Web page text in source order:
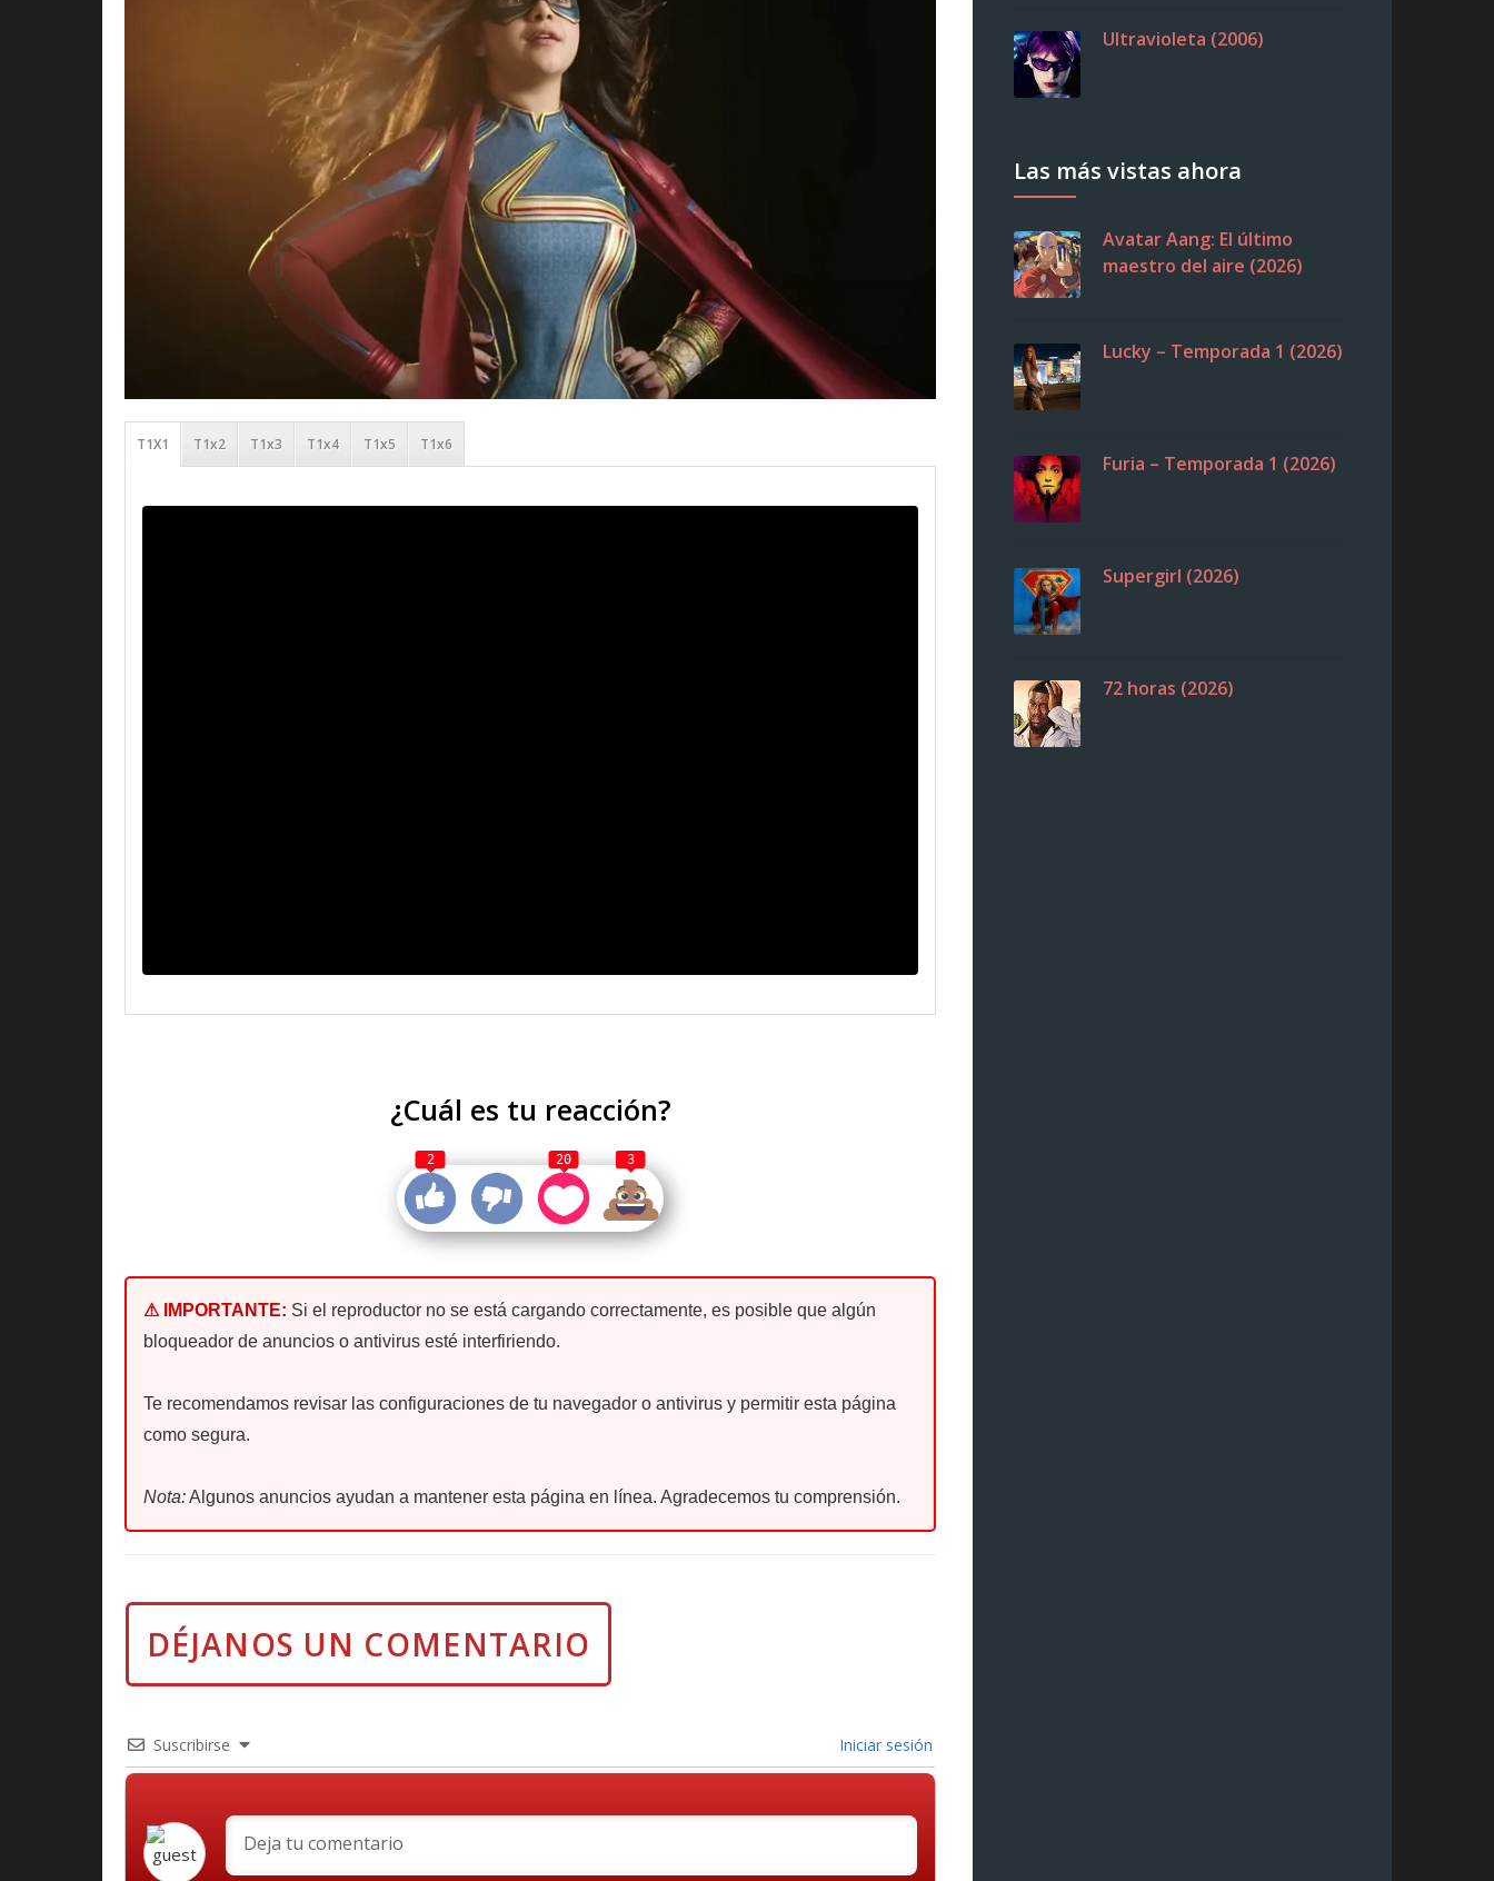
T1X1 T1x2 T1x3 T1x4 T1x5 T1x6
¿Cuál es tu reacción?
2 20 3
⚠ IMPORTANTE: Si el reproductor no se está cargando correctamente, es posible que algún
bloqueador de anuncios o antivirus esté interfiriendo.
Te recomendamos revisar las configuraciones de tu navegador o antivirus y permitir esta página
como segura.
Nota:Algunos anuncios ayudan a mantener esta página en línea. Agradecemos tu comprensión.
Suscribirse Iniciar sesión
Ultravioleta (2006)
Las más vistas ahora
Avatar Aang: El último
maestro del aire (2026)
Lucky – Temporada 1 (2026)
Furia – Temporada 1 (2026)
Supergirl (2026)
72 horas (2026)